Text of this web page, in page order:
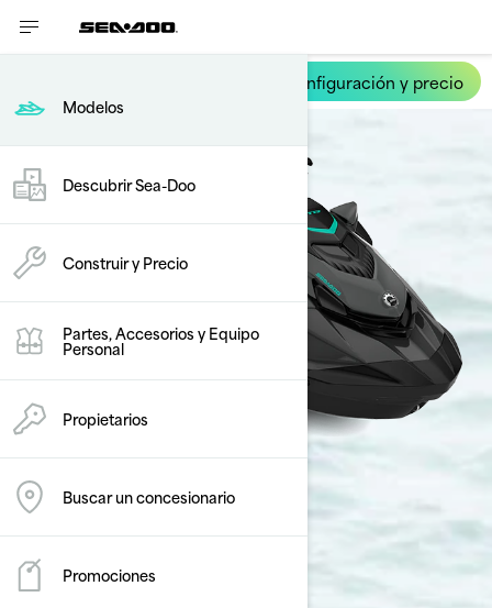
Modelos
Descubrir Sea-Doo
Construir y Precio
Partes, Accesorios y Equipo
Personal
Propietarios
Buscar un concesionario
Promociones
Configuración y precio